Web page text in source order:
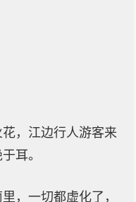
，江边行人游客来
耳。
，一切都虚化了，